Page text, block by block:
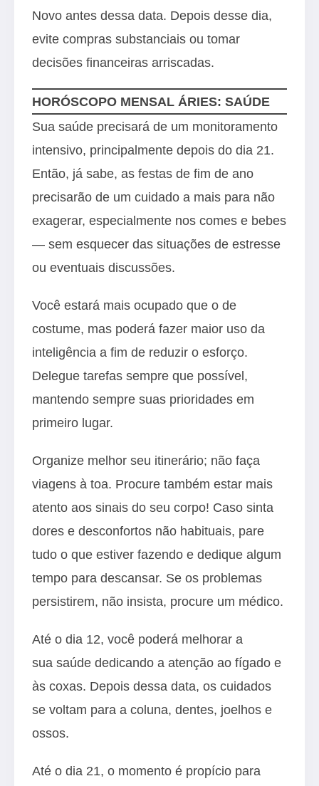
Novo antes dessa data. Depois desse dia,
evite compras substanciais ou tomar
decisões financeiras arriscadas.
HORÓSCOPO MENSAL ÁRIES: SAÚDE
Sua saúde precisará de um monitoramento
intensivo, principalmente depois do dia 21.
Então, já sabe, as festas de fim de ano
precisarão de um cuidado a mais para não
exagerar, especialmente nos comes e bebes
— sem esquecer das situações de estresse
ou eventuais discussões.
Você estará mais ocupado que o de
costume, mas poderá fazer maior uso da
inteligência a fim de reduzir o esforço.
Delegue tarefas sempre que possível,
mantendo sempre suas prioridades em
primeiro lugar.
Organize melhor seu itinerário; não faça
viagens à toa. Procure também estar mais
atento aos sinais do seu corpo! Caso sinta
dores e desconfortos não habituais, pare
tudo o que estiver fazendo e dedique algum
tempo para descansar. Se os problemas
persistirem, não insista, procure um médico.
Até o dia 12, você poderá melhorar a
sua saúde dedicando a atenção ao fígado e
às coxas. Depois dessa data, os cuidados
se voltam para a coluna, dentes, joelhos e
ossos.
Até o dia 21, o momento é propício para